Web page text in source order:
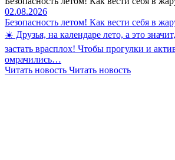
02.08.2026
Безопасность летом! Как вести себя в
☀️ Друзья, на календаре лето, а это
застать врасплох! Чтобы прогулки и
омрачились…
Читать новость Читать новость